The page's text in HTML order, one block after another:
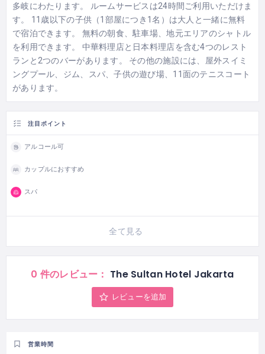
多岐にわたります。 ルームサービスは24時間ご利用いただけま
す。 11歳以下の子供（1部屋につき1名）は大人と一緒に無料
で宿泊できます。 無料の朝食、駐車場、地元エリアのシャトル
を利用できます。 中華料理店と日本料理店を含む4つのレスト
ランと2つのバーがあります。 その他の施設には、屋外スイミ
ングプール、ジム、スパ、子供の遊び場、11面のテニスコート
があります。
注目ポイント
アルコール可
カップルにおすすめ
スパ
全て見る
0 件のレビュー： The Sultan Hotel Jakarta
レビューを追加
営業時間